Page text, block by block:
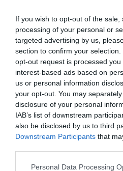
If you wish to opt-out of the
processing of your personal or
targeted advertising by us,
section to confirm your
opt-out request is processed
interest-based ads based on
us or personal information
your opt-out. You may
disclosure of your personal
IAB’s list of downstream
also be disclosed by us to third
Downstream Participants that
Please note that this website/
Personal Data Processing
Otkrivanje uzroka bola
Ultrazvučni pregled je otkrio strano
upalu. Ova otkrića su dovela do
uklonjeno strano tijelo, a infekcija
ključan za Danielovo zdravlje, jer
potencijalno smrtonosne
stroge procedure kako bi se
hirurških instrumenata, ali ovakvi
slučaj je klasičan primjer kako
ozbiljnih komplikacija. U okviru
osoblja i stalno unapređenje
ovakvih rizika.